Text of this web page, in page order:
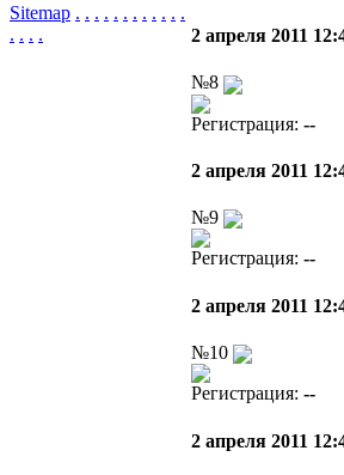
Sitemap . . . . . . . . . . . .
. . . . 2 апреля 2011
№8
Регистрация: --
2 апреля 2011
№9
Регистрация: --
2 апреля 2011
№10
Регистрация: --
2 апреля 2011